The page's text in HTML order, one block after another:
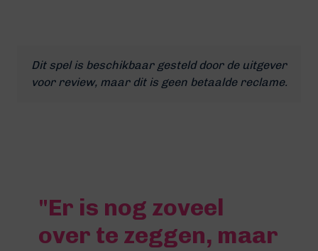
Dit spel is beschikbaar gesteld door de uitgever
voor review, maar dit is geen betaalde reclame.
"Er is nog zoveel
over te zeggen, maar